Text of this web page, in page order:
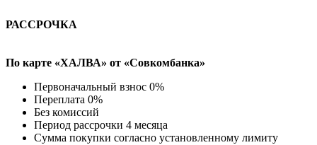
РАССРОЧКА
По карте «ХАЛВА» от «Совкомбанка»
Первоначальный взнос 0%
Переплата 0%
Без комиссий
Период рассрочки 4 месяца
Сумма покупки согласно установленному лимиту